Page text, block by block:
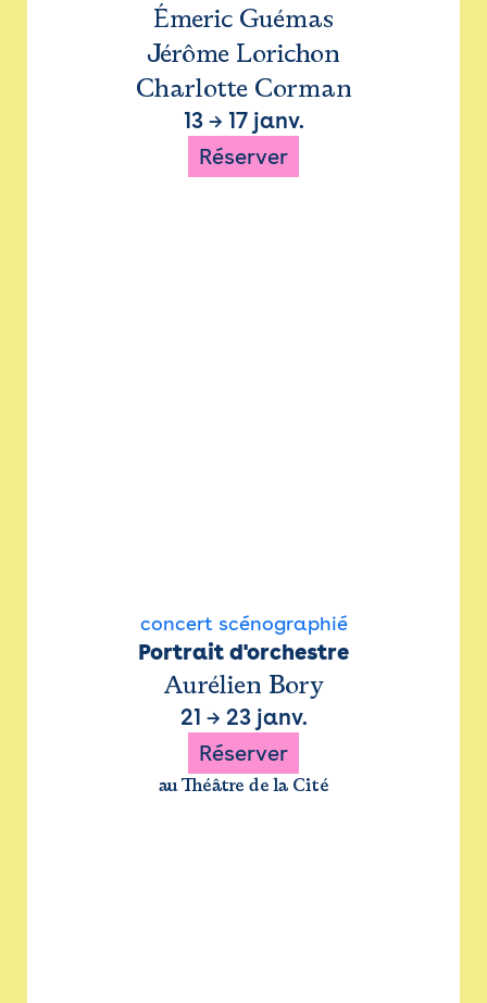
Émeric Guémas
Jérôme Lorichon
Charlotte Corman
13→ 17 janv.
Réserver
concert scénographié
Portrait d'orchestre
Aurélien Bory
21 → 23 janv.
Réserver
au Théâtre de la Cité